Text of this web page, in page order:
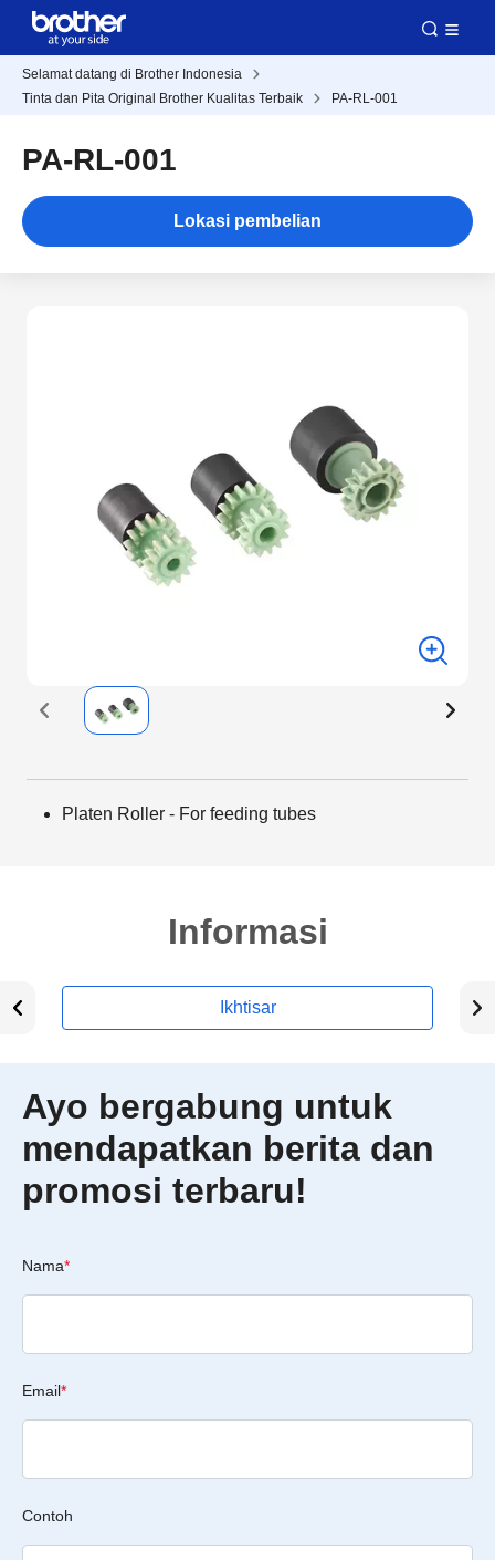
Selamat datang di Brother Indonesia
Tinta dan Pita Original Brother Kualitas Terbaik
PA-RL-001
PA-RL-001
Lokasi pembelian
Platen Roller - For feeding tubes
Informasi
Ikhtisar
Ayo bergabung untuk
mendapatkan berita dan
promosi terbaru!
Nama*
Email*
Contoh